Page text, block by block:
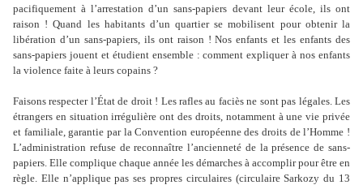
pacifiquement à l’arrestation d’un sans-papiers devant leur école, ils ont
raison ! Quand les habitants d’un quartier se mobilisent pour obtenir la
libération d’un sans-papiers, ils ont raison ! Nos enfants et les enfants des
sans-papiers jouent et étudient ensemble : comment expliquer à nos enfants
la violence faite à leurs copains ?
Faisons respecter l’État de droit ! Les rafles au faciès ne sont pas légales. Les
étrangers en situation irrégulière ont des droits, notamment à une vie privée
et familiale, garantie par la Convention européenne des droits de l’Homme !
L’administration refuse de reconnaître l’ancienneté de la présence de sans-
papiers. Elle complique chaque année les démarches à accomplir pour être en
règle. Elle n’applique pas ses propres circulaires (circulaire Sarkozy du 13